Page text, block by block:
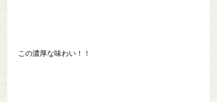
この濃厚な味わい！！